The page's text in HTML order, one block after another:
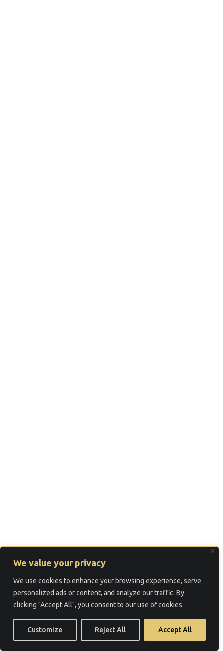
We value your privacy
We use cookies to enhance your browsing experience, serve
personalized ads or content, and analyze our traffic. By
clicking "Accept All", you consent to our use of cookies.
Customize Reject All Accept All